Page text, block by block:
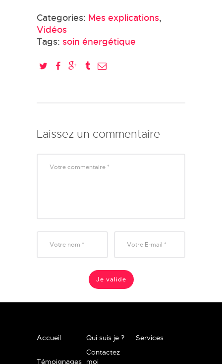
Categories: Mes explications,
Vidéos
Tags: soin énergétique
Laissez un commentaire
Accueil Qui suis je ? Services
Témoignages
Contactez
moi